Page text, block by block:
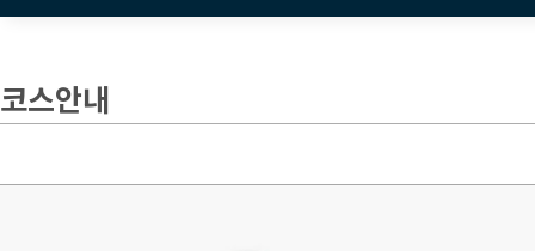
코스안내